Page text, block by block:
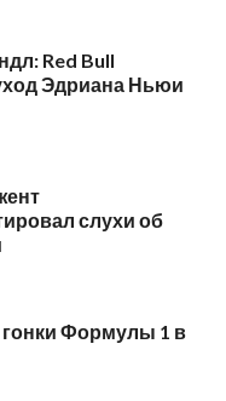
Red Bull
Эдриана Ньюи
слухи об
Формулы 1 в